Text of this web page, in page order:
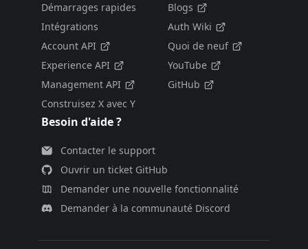
Démarrages rapides
Intégrations
Account API
Experience API
Management API
Construisez X avec Y
Blogs
Auth Wiki
Quoi de neuf
YouTube
GitHub
Besoin d'aide ?
Contacter le support
Ouvrir un ticket GitHub
Demander une nouvelle fonctionnalité
Demander à la communauté Discord